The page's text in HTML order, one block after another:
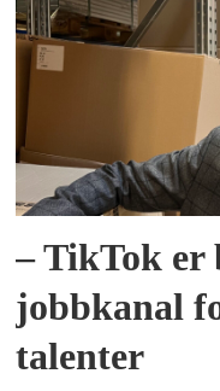
– TikTok
jobbkanal
talenter